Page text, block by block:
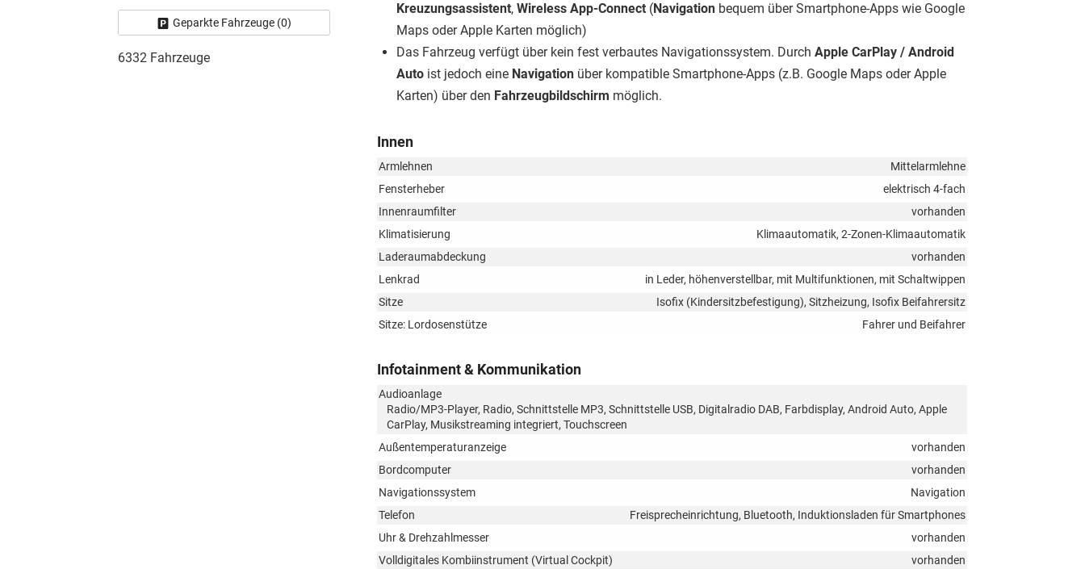
Kreuzungsassistent, Wireless App-Connect (Navigation bequem über Smartphone-Apps wie Google
Maps oder Apple Karten möglich)
Das Fahrzeug verfügt über kein fest verbautes Navigationssystem. Durch Apple CarPlay / Android
Autoist jedoch eine Navigation über kompatible Smartphone-Apps (z.B. Google Maps oder Apple
Karten) über den Fahrzeugbildschirm möglich.
Innen
Armlehnen
Mittelarmlehne
Fensterheber
elektrisch 4-fach
Innenraumfilter
vorhanden
Klimatisierung
Klimaautomatik, 2-Zonen-Klimaautomatik
Laderaumabdeckung
vorhanden
Lenkrad
in Leder, höhenverstellbar, mit Multifunktionen, mit Schaltwippen
Sitze
Isofix (Kindersitzbefestigung), Sitzheizung, Isofix Beifahrersitz
Sitze: Lordosenstütze
Fahrer und Beifahrer
Infotainment & Kommunikation
Audioanlage
Radio/MP3-Player, Radio, Schnittstelle MP3, Schnittstelle USB, Digitalradio DAB, Farbdisplay, Android Auto, Apple
CarPlay, Musikstreaming integriert, Touchscreen
Außentemperaturanzeige
vorhanden
Bordcomputer
vorhanden
Navigationssystem
Navigation
Telefon
Freisprecheinrichtung, Bluetooth, Induktionsladen für Smartphones
Uhr & Drehzahlmesser
vorhanden
Volldigitales Kombiinstrument (Virtual Cockpit)
vorhanden
Geparkte Fahrzeuge (0)
6332 Fahrzeuge